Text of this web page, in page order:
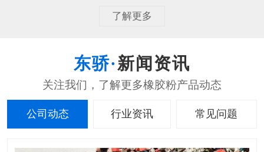
了解更多
新闻资讯
公司动态 行业资讯 常见问题